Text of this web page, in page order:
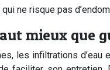
ne risque pas
mieux que
les infiltrations